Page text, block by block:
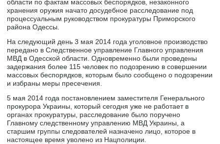
области по фактам массовых беспорядков, незаконного
хранения оружия начато досудебное расследование под
процессуальным руководством прокуратуры Приморского
района Одессы.
На следующий день 3 мая 2014 года уголовное производство
передано в Следственное управление Главного управления
МВД в Одесской области. Одновременно были проведены
задержания более 115 человек по подозрению в совершении
массовых беспорядков, которым было сообщено о подозрении
и избраны меры пресечения.
5 мая 2014 года постановлением заместителя Генерального
прокурора Украины, который сегодня уже не работает в
органах прокуратуры, расследование было поручено
Главному следственному управлению МВД Украины, а
старшим группы следователей назначено лицо, которое в
настоящее время уволено из Нацполиции.